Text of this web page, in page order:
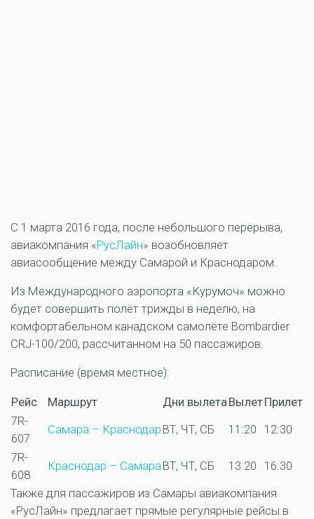
С 1 марта 2016 года, после небольшого перерыва,
авиакомпания «РусЛайн» возобновляет
авиасообщение между Самарой и Краснодаром.
Из Международного аэропорта «Курумоч» можно
будет совершить полёт трижды в неделю, на
комфортабельном канадском самолёте Bombardier
CRJ-100/200, рассчитанном на 50 пассажиров.
Расписание (время местное):
Рейс Маршрут Дни вылетаВылетПрилет
7R-
607
Самара – Краснодар ВТ, ЧТ, СБ 11:20
12:30
7R-
608
Краснодар – СамараВТ, ЧТ, СБ 13:20
16:30
Также для пассажиров из Самары авиакомпания
«РусЛайн» предлагает прямые регулярные рейсы в